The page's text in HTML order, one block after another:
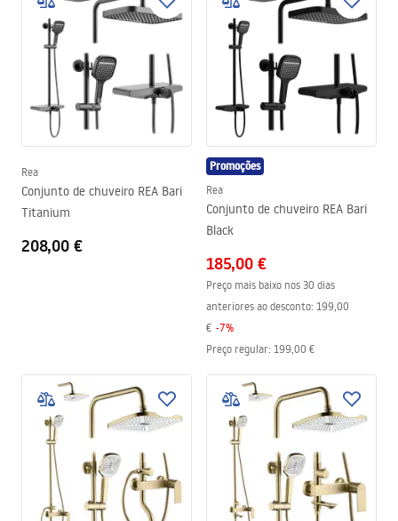
Rea
Conjunto de chuveiro REA Bari
Titanium
208,00 €
Promoções
Rea
Conjunto de chuveiro REA Bari
Black
185,00 €
Preço mais baixo nos 30 dias
anteriores ao desconto: 199,00
€ -7%
Preço regular: 199,00 €